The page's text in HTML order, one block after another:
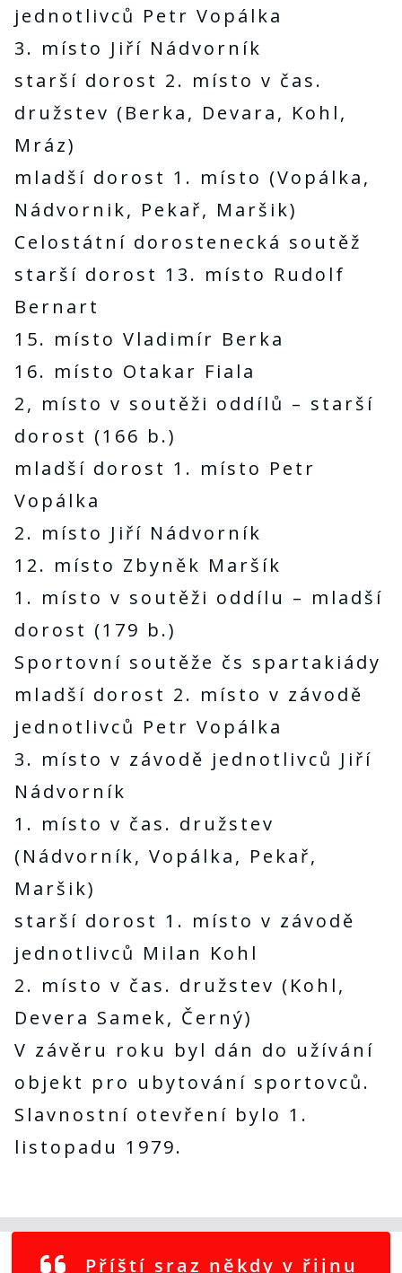
jednotlivců Petr Vopálka
3. místo Jiří Nádvorník
starší dorost 2. místo v čas.
družstev (Berka, Devara, Kohl,
Mráz)
mladší dorost 1. místo (Vopálka,
Nádvornik, Pekař, Maršik)
Celostátní dorostenecká soutěž
starší dorost 13. místo Rudolf
Bernart
15. místo Vladimír Berka
16. místo Otakar Fiala
2, místo v soutěži oddílů – starší
dorost (166 b.)
mladší dorost 1. místo Petr
Vopálka
2. místo Jiří Nádvorník
12. místo Zbyněk Maršík
1. místo v soutěži oddílu – mladší
dorost (179 b.)
Sportovní soutěže čs spartakiády
mladší dorost 2. místo v závodě
jednotlivců Petr Vopálka
3. místo v závodě jednotlivců Jiří
Nádvorník
1. místo v čas. družstev
(Nádvorník, Vopálka, Pekař,
Maršik)
starší dorost 1. místo v závodě
jednotlivců Milan Kohl
2. místo v čas. družstev (Kohl,
Devera Samek, Černý)
V závěru roku byl dán do užívání
objekt pro ubytování sportovců.
Slavnostní otevření bylo 1.
listopadu 1979.
Příští sraz někdy v řijnu